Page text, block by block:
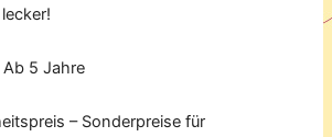
5 Jahre
– Sonderpreise für